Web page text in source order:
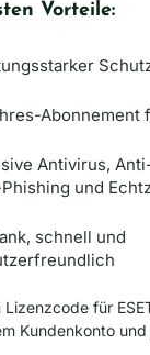
Vorteile:
Abonnement
Antivirus,
und
schnell und
Lizenzcode für
Kundenkonto